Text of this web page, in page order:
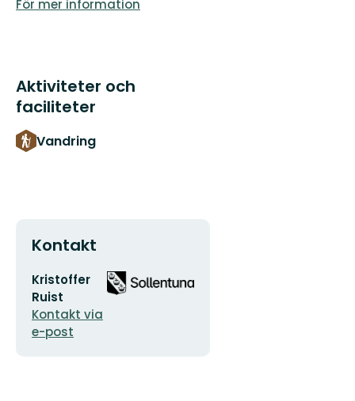
För mer information
Aktiviteter och
faciliteter
Vandring
Kontakt
E-
postadress
Kristoffer
Ruist
Kontakt via
e-post
Organisationens
logotyp